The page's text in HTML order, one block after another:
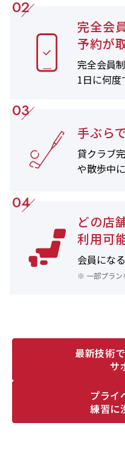
02
完全会
予約が
完全会員制
1日に何度
03
手ぶら
貸クラブ
や散歩中
04
どの店
利用可
会員にな
※ 一部プラン
最新技術
サ
プライ
練習に